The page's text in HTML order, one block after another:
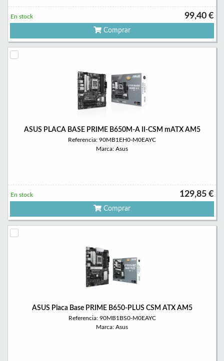
99,40 €
En stock
Comprar
ASUS PLACA BASE PRIME B650M-A II-CSM mATX AM5
Referencia: 90MB1EH0-M0EAYC
Marca: Asus
129,85 €
En stock
Comprar
ASUS Placa Base PRIME B650-PLUS CSM ATX AM5
Referencia: 90MB1BS0-M0EAYC
Marca: Asus